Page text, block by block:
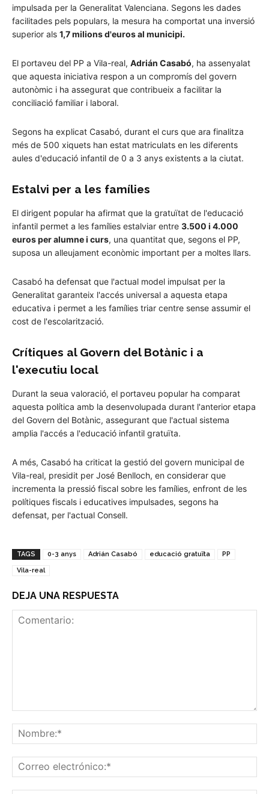
impulsada per la Generalitat Valenciana. Segons les dades
facilitades pels populars, la mesura ha comportat una inversió
superior als 1,7 milions d'euros al municipi.
El portaveu del PP a Vila-real, Adrián Casabó, ha assenyalat
que aquesta iniciativa respon a un compromís del govern
autonòmic i ha assegurat que contribueix a facilitar la
conciliació familiar i laboral.
Segons ha explicat Casabó, durant el curs que ara finalitza
més de 500 xiquets han estat matriculats en les diferents
aules d'educació infantil de 0 a 3 anys existents a la ciutat.
Estalvi per a les famílies
El dirigent popular ha afirmat que la gratuïtat de l'educació
infantil permet a les famílies estalviar entre 3.500 i 4.000
euros per alumne i curs, una quantitat que, segons el PP,
suposa un alleujament econòmic important per a moltes llars.
Casabó ha defensat que l'actual model impulsat per la
Generalitat garanteix l'accés universal a aquesta etapa
educativa i permet a les famílies triar centre sense assumir el
cost de l'escolarització.
Crítiques al Govern del Botànic i a
l'executiu local
Durant la seua valoració, el portaveu popular ha comparat
aquesta política amb la desenvolupada durant l'anterior etapa
del Govern del Botànic, assegurant que l'actual sistema
amplia l'accés a l'educació infantil gratuïta.
A més, Casabó ha criticat la gestió del govern municipal de
Vila-real, presidit per José Benlloch, en considerar que
incrementa la pressió fiscal sobre les famílies, enfront de les
polítiques fiscals i educatives impulsades, segons ha
defensat, per l'actual Consell.
TAGS 0-3 anys Adrián Casabó educació gratuïta PP
Vila-real
DEJA UNA RESPUESTA